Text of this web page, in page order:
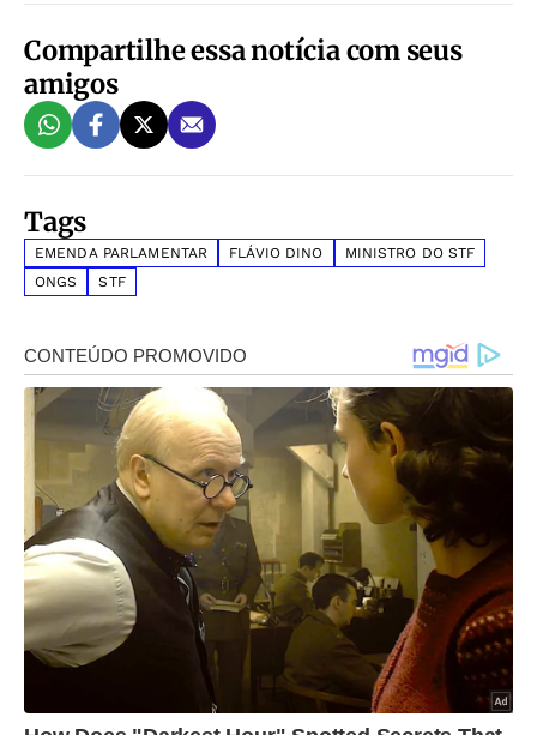
Compartilhe essa notícia com seus
amigos
Tags
EMENDA PARLAMENTAR FLÁVIO DINO
MINISTRO DO STF
ONGS
STF